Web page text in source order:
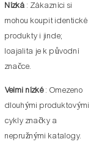
Nízká : Zákazníci si
mohou koupit identické
produkty i jinde;
loajalita je k původní
značce.
Velmi nízké: Omezeno
dlouhými produktovými
cykly značky a
nepružnými katalogy.